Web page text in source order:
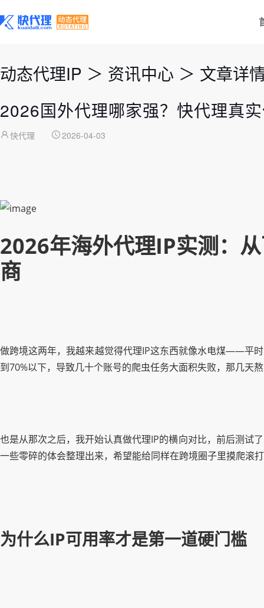
动态代理IP ＞ 资讯中心 ＞ 文章详
2026国外代理哪家强？快代理真
快代理 2026-04-03
2026年海外代理IP实测：
商
做跨境这两年，我越来越觉得代理IP这东西就像水电煤——平
到70%以下，导致几十个账号的爬虫任务大面积失败，那几天
也是从那次之后，我开始认真做代理IP的横向对比，前后测试
一些零碎的体会整理出来，希望能给同样在跨境圈子里摸爬滚
为什么IP可用率才是第一道硬门槛